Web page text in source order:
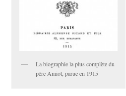
La biographie la plus complète du
père Amiot, parue en 1915